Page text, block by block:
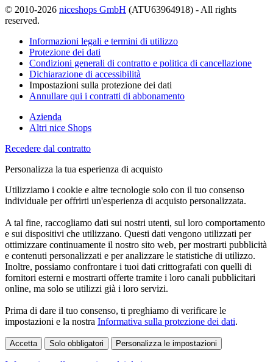
© 2010-2026 niceshops GmbH (ATU63964918) - All rights
reserved.
Informazioni legali e termini di utilizzo
Protezione dei dati
Condizioni generali di contratto e politica di cancellazione
Dichiarazione di accessibilità
Impostazioni sulla protezione dei dati
Annullare qui i contratti di abbonamento
Azienda
Altri nice Shops
Recedere dal contratto
Personalizza la tua esperienza di acquisto
Utilizziamo i cookie e altre tecnologie solo con il tuo consenso
individuale per offrirti un'esperienza di acquisto personalizzata.
A tal fine, raccogliamo dati sui nostri utenti, sul loro comportamento
e sui dispositivi che utilizzano. Questi dati vengono utilizzati per
ottimizzare continuamente il nostro sito web, per mostrarti pubblicità
e contenuti personalizzati e per analizzare le statistiche di utilizzo.
Inoltre, possiamo confrontare i tuoi dati crittografati con quelli di
fornitori esterni e mostrarti offerte tramite i loro canali pubblicitari
online, ma solo se utilizzi già i loro servizi.
Prima di dare il tuo consenso, ti preghiamo di verificare le
impostazioni e la nostra Informativa sulla protezione dei dati.
Accetta Solo obbligatori Personalizza le impostazioni